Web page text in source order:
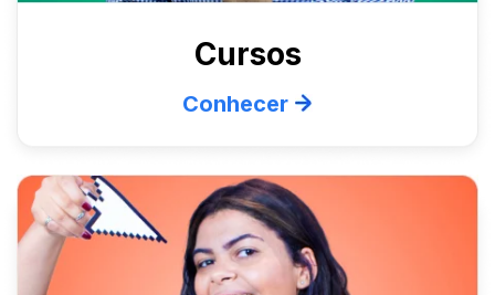
Cursos
Conhecer